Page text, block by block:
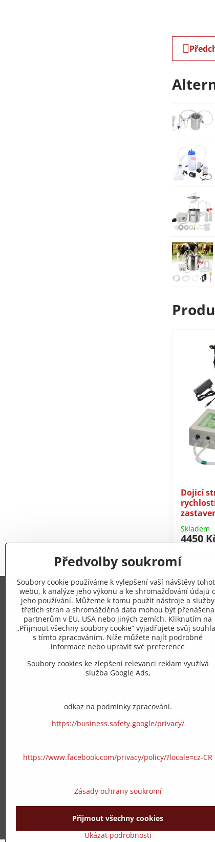
Dojicí
Skladem
4450
Trovita s.r.o.
+420 775 973 319
Stav objednávky
Předvolby soukromí
Soubory cookie používáme k vylepšení vaší návštěvy
webu, k analýze jeho výkonu a ke shromažďování údajů
jeho používání. Můžeme k tomu použít nástroje a služby
třetích stran a shromážděná data mohou být přenášena
partnerům v EU, USA nebo jiných zemích. Kliknutím na
„Přijmout všechny soubory cookie“ vyjadřujete svůj
s tímto zpracováním. Níže můžete najít podrobné
informace nebo upravit své preference
Soubory cookies ke zlepšení relevanci reklam využívá
služba Google Ads,
odkaz na podmínky zpracování.
https://business.safety.google/privacy/
https://www.facebook.com/privacy/policy/?locale=cz-CR
Zásady ochrany soukromí
Ukázat podrobnosti
Přijmout všechny cookies